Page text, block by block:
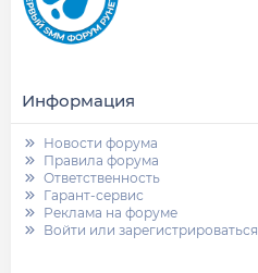
Информация
Новости форума
Правила форума
Ответственность
Гарант-сервис
Реклама на форуме
Войти или зарегистрироваться